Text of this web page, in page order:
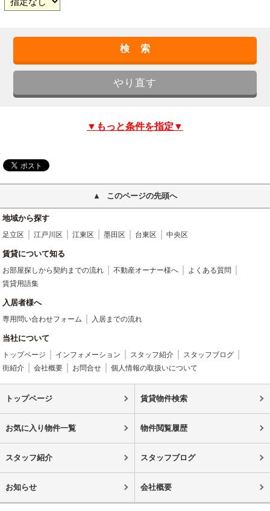
▼もっと条件を指定▼
このページの先頭へ
地域から探す
足立区 江戸川区 江東区 墨田区 台東区 中央区
賃貸について知る
お部屋探しから契約までの流れ 不動産オーナー様へ
よくある質問
賃貸用語集
入居者様へ
専用問い合わせフォーム 入居までの流れ
当社について
トップページ インフォメーション スタッフ紹介
スタッフブログ
街紹介
会社概要 お問合せ 個人情報の取扱いについて
トップページ 賃貸物件検索
お気に入り物件一覧 物件閲覧履歴
スタッフ紹介 スタッフブログ
お知らせ 会社概要